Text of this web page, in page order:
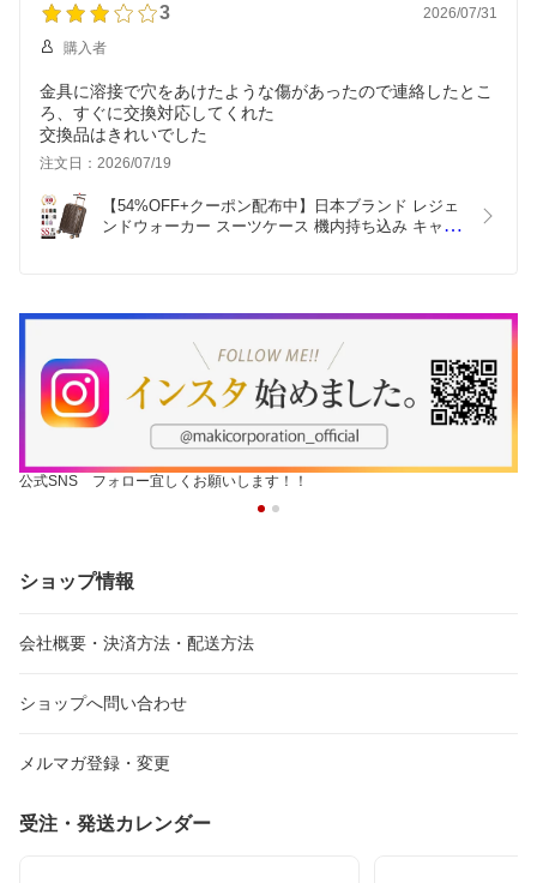
ディース メンズ
3 2026/07/31
購入者
金具に溶接で穴をあけたような傷があったので連絡したとこ
ろ、すぐに交換対応してくれた
交換品はきれいでした
注文日：2026/07/19
【54%OFF+クーポン配布中】日本ブランド レジェ
ンドウォーカー スーツケース 機内持ち込み キャリ
公式SNS フォロー宜しくお願いします！！
ショップ情報
会社概要・決済方法・配送方法
ショップへ問い合わせ
メルマガ登録・変更
受注・発送カレンダー